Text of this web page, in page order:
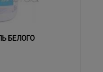
БЕЛОГО